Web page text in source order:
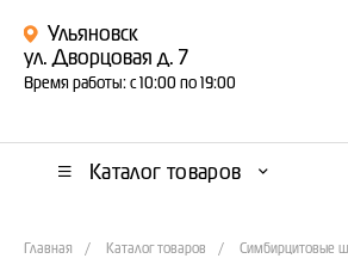
Ульяновск
ул. Дворцовая д. 7
Время работы: с 10:00 по 19:00
Каталог товаров
Главная / Каталог товаров / Симбирцитовые